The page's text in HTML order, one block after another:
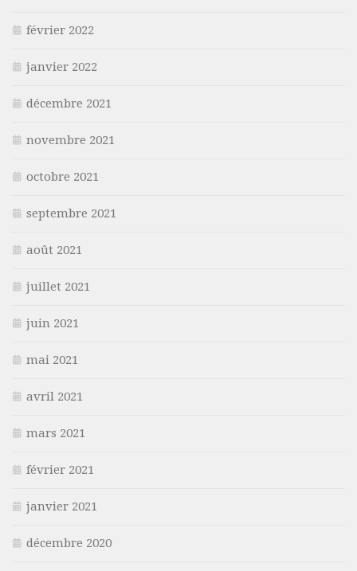
février 2022
janvier 2022
décembre 2021
novembre 2021
octobre 2021
septembre 2021
août 2021
juillet 2021
juin 2021
mai 2021
avril 2021
mars 2021
février 2021
janvier 2021
décembre 2020